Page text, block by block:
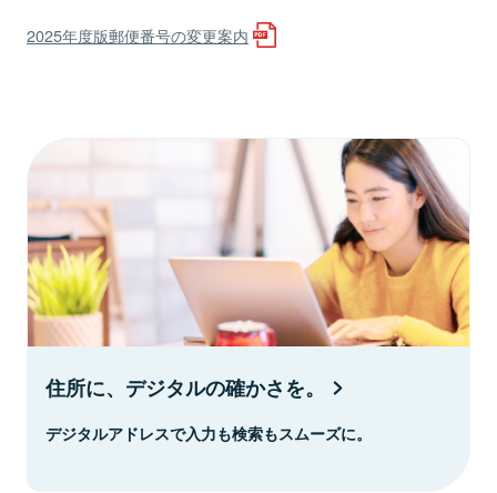
2025年度版郵便番号の変更案内
住所に、デジタルの確かさを。
デジタルアドレスで入力も検索もスムーズに。